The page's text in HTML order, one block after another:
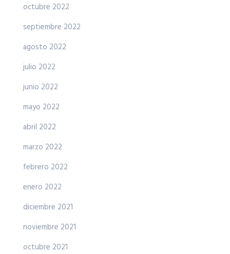
octubre 2022
septiembre 2022
agosto 2022
julio 2022
junio 2022
mayo 2022
abril 2022
marzo 2022
febrero 2022
enero 2022
diciembre 2021
noviembre 2021
octubre 2021